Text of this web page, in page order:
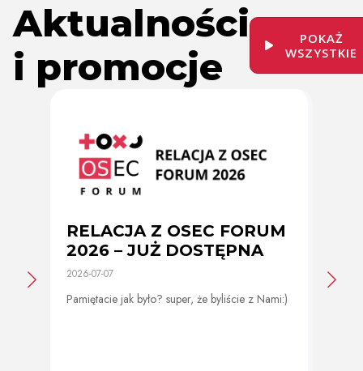
Aktualności
i promocje
POKAŻ
WSZYSTKIE
RELACJA Z OSEC FORUM
2026 – JUŻ DOSTĘPNA
2026-07-07
Pamiętacie jak było? super, że byliście z Nami:)
2026-